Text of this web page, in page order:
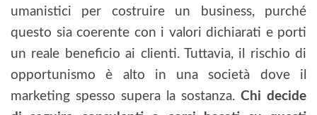
umanistici per costruire un business, purché
questo sia coerente con i valori dichiarati e porti
un reale beneficio ai clienti. Tuttavia, il rischio di
opportunismo è alto in una società dove il
marketing spesso supera la sostanza. Chi decide